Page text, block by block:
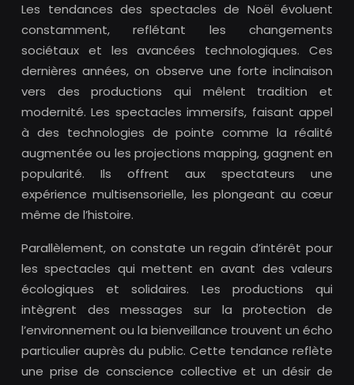
Les tendances des spectacles de Noël évoluent
constamment, reflétant les changements
sociétaux et les avancées technologiques. Ces
dernières années, on observe une forte inclinaison
vers des productions qui mêlent tradition et
modernité. Les spectacles immersifs, faisant appel
à des technologies de pointe comme la réalité
augmentée ou les projections mapping, gagnent en
popularité. Ils offrent aux spectateurs une
expérience multisensorielle, les plongeant au cœur
même de l’histoire.
Parallèlement, on constate un regain d’intérêt pour
les spectacles qui mettent en avant des valeurs
écologiques et solidaires. Les productions qui
intègrent des messages sur la protection de
l’environnement ou la bienveillance trouvent un écho
particulier auprès du public. Cette tendance reflète
une prise de conscience collective et un désir de